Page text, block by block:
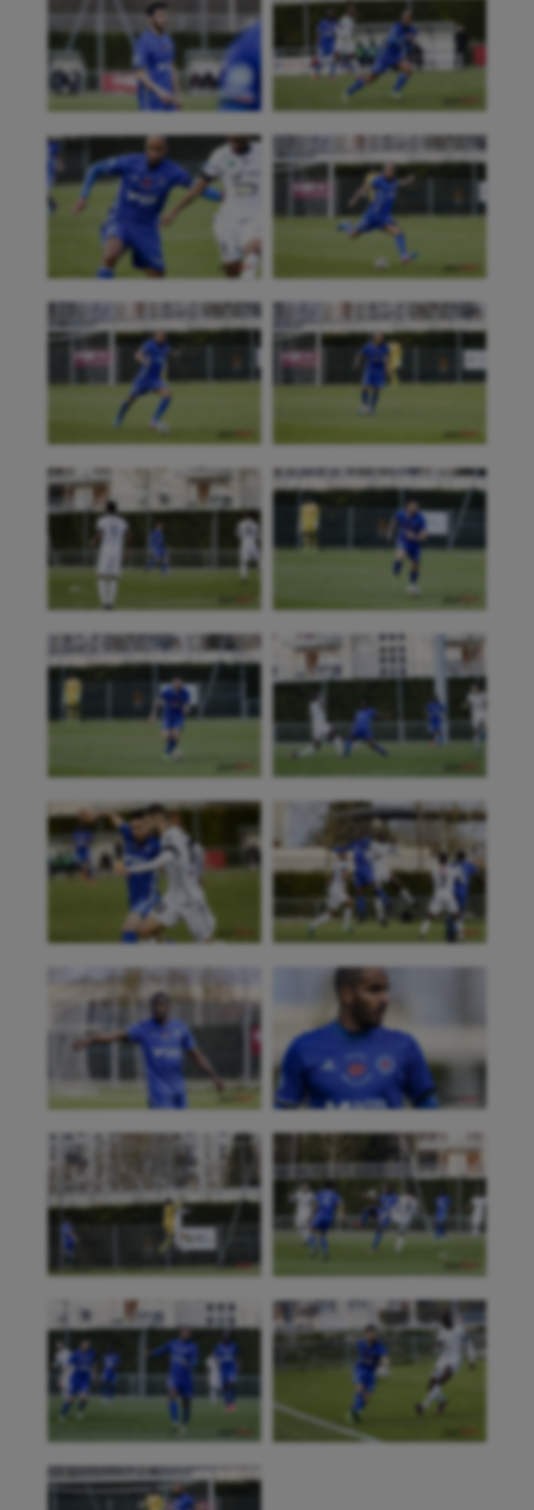
Aéronautique
Athlétisme
Auto
Aviron
Balle à la main
Ballon au poing
Baseball
Billard
Boules lyonnaises
Cerf Volant
Cheerleading
Course à pied
Crossfit
Cyclisme
Danse
Equitation
Escalade
Escrime
Fitness
Flag football
Football américain
Futsal
Golf
Gymnastique
Gymnastique rythmique
Haltérophilie
Handisport
Hippisme